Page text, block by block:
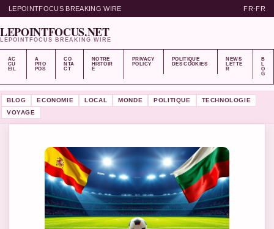
LEPOINTFOCUS BREAKING WIRE FR-FR
LEPOINTFOCUS.NET
LEPOINTFOCUS BREAKING WIRE
AC
CU
EIL
A
PRO
POS
CO
NTA
CT
NOTRE
HISTOIR
E
PRIVACY
POLICY
POLITIQUE
DES COOKIES
NEWS
LETTE
R
B
L
O
G
BLOG ECONOMIE LOCAL MONDE POLITIQUE
TECHNOLOGIE
VOYAGE